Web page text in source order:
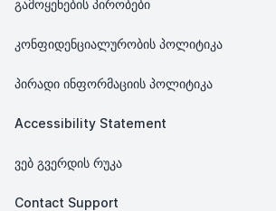
გამოყენების პირობები
კონფიდენციალურობის პოლიტიკა
პირადი ინფორმაციის პოლიტიკა
Accessibility Statement
ვებ გვერდის რუკა
Contact Support